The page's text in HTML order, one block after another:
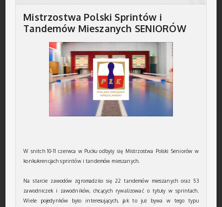
Mistrzostwa Polski Sprintów i
Tandemów Mieszanych SENIORÓW
W snitch 10-11 czerwca w Pucku odbyły się Mistrzostwa Polski Seniorów w
konkukrencjach sprintów i tandemów mieszanych.
Na starcie zawodów zgromadziło się 22 tandemów mieszanych oraz 53
zawodniczek i zawodników, chcących rywalizować o tytuły w sprintach.
Wiele pojedynków było interesujących, jak to już bywa w tego typu